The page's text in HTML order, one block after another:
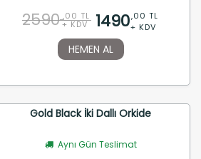
2590 ,00 TL
+ KDV 1490,00 TL
+ KDV
HEMEN AL
Gold Black İki Dallı Orkide
Aynı Gün Teslimat